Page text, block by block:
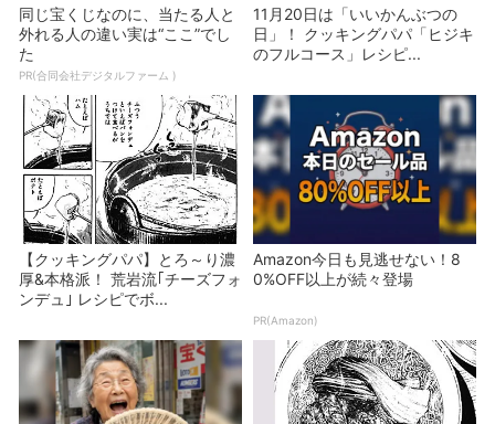
同じ宝くじなのに、当たる人と
外れる人の違い実は“ここ”でし
た
PR(合同会社デジタルファーム )
11月20日は「いいかんぶつの
日」！ クッキングパパ「ヒジキ
のフルコース」レシピ...
【クッキングパパ】とろ～り濃
厚&本格派！ 荒岩流｢チーズフォ
ンデュ｣ レシピでボ...
Amazon今日も見逃せない！8
0%OFF以上が続々登場
PR(Amazon)